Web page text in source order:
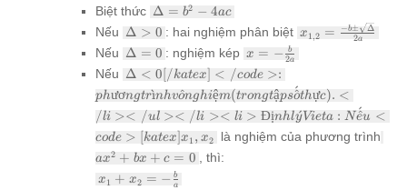
Biệt thức \Delta
= b^2
- 4ac
Δ = b2 − 4ac
Nếu
\Delta
> 0
Δ > 0 : hai nghiệm phân biệt x_{1,2} =
\frac{-b \pm
x1,2 = 2a
−b± Δ
Nếu
\Delta
= 0
Δ = 0 : nghiệm kép x = -
\frac{b}
{2a}
x = − 2a
b
Nếu
\Delta <
0[/katex]
</code>:
phương
trình vô
nghiệm
(trong tập
số thực).
Δ < 0[/katex] < /code >:
phươngtrı
ˋnhvo
^nghiệm(trongtậpso
^
ˊthực). <
/li >< /ul >< /li >< li > Địnhly
ˊVieta : Ne
^
ˊu <
code > [katex]x1 , x2 là nghiệm của phương trình
ax2 + bx + c = 0 , thì:
x_1 +
x1 + x2 = − a
b